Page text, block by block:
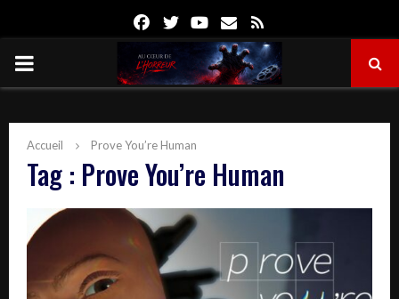
FacebookTwitterYoutube
Email
PRIMARY
Accueil Prove You’re Human
Tag : Prove You’re Human